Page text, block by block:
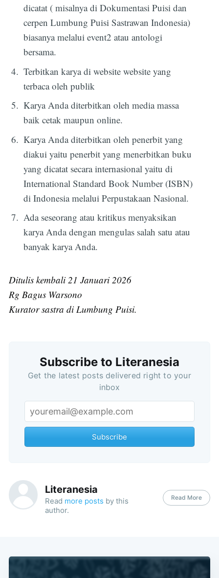
dicatat ( misalnya di Dokumentasi Puisi dan
cerpen Lumbung Puisi Sastrawan Indonesia)
biasanya melalui event2 atau antologi
bersama.
Terbitkan karya di website website yang
terbaca oleh publik
Karya Anda diterbitkan oleh media massa
baik cetak maupun online.
Karya Anda diterbitkan oleh penerbit yang
diakui yaitu penerbit yang menerbitkan buku
yang dicatat secara internasional yaitu di
International Standard Book Number (ISBN)
di Indonesia melalui Perpustakaan Nasional.
Ada seseorang atau kritikus menyaksikan
karya Anda dengan mengulas salah satu atau
banyak karya Anda.
Ditulis kembali 21 Januari 2026
Rg Bagus Warsono
Kurator sastra di Lumbung Puisi.
Subscribe to Literanesia
Get the latest posts delivered right to your
inbox
Subscribe
Literanesia
Read more posts by this
author.
Read More
Subscribe